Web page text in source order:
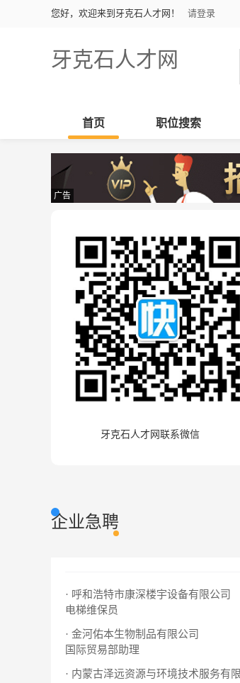
您好，欢迎来到牙克石人才网！ 请登录
牙克石人才网
首页 职位搜索
广告
牙克石人才网联系微信
企业急聘
· 呼和浩特市康深楼宇设备有限公司
电梯维保员
· 金河佑本生物制品有限公司
国际贸易部助理